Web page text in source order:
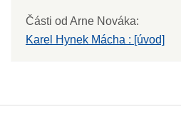
Části od Arne Nováka:
Karel Hynek Mácha : [úvod]